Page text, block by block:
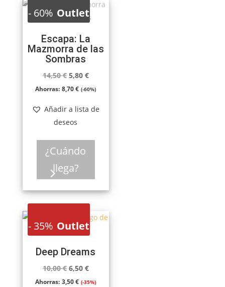
-60% Outlet
Escapa: La
Mazmorra de las
Sombras
14,50€ El
precio
era:
14,50 €.
5,80 €El
precio
es:
Ahorras: 8,70€ (-60%)
Añadir a lista de
deseos
¿Cuándo
llega?
-35% Outlet
Deep Dreams
10,00€ El
precio
6,50 €El
precio
Ahorras: 3,50€ (-35%)